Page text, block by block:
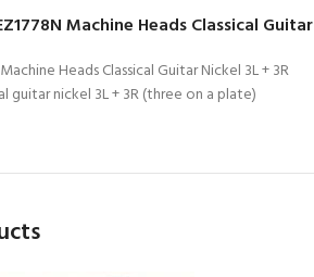
Machine Heads Classical Guitar
Heads Classical Guitar Nickel 3L + 3R
guitar nickel 3L + 3R (three on a plate)